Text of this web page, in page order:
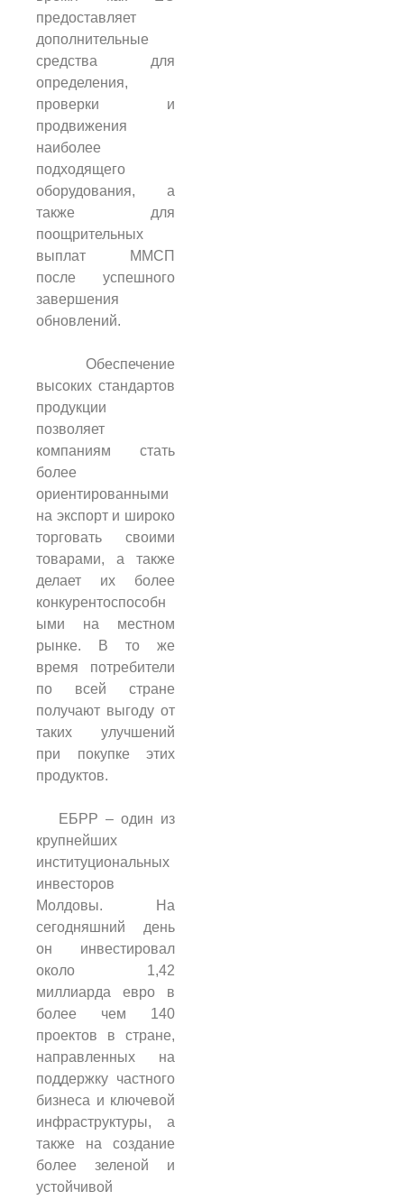
предоставляет
дополнительные
средства для
определения,
проверки и
продвижения
наиболее
подходящего
оборудования, а
также для
поощрительных
выплат ММСП
после успешного
завершения
обновлений.
Обеспечение
высоких стандартов
продукции
позволяет
компаниям стать
более
ориентированными
на экспорт и широко
торговать своими
товарами, а также
делает их более
конкурентоспособн
ыми на местном
рынке. В то же
время потребители
по всей стране
получают выгоду от
таких улучшений
при покупке этих
продуктов.
ЕБРР – один из
крупнейших
институциональных
инвесторов
Молдовы. На
сегодняшний день
он инвестировал
около 1,42
миллиарда евро в
более чем 140
проектов в стране,
направленных на
поддержку частного
бизнеса и ключевой
инфраструктуры, а
также на создание
более зеленой и
устойчивой